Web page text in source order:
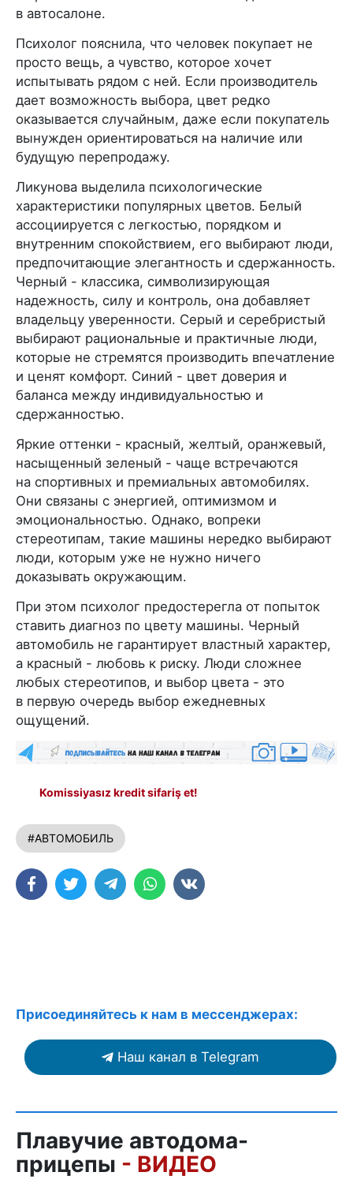
в автосалоне.
Психолог пояснила, что человек покупает не
просто вещь, а чувство, которое хочет
испытывать рядом с ней. Если производитель
дает возможность выбора, цвет редко
оказывается случайным, даже если покупатель
вынужден ориентироваться на наличие или
будущую перепродажу.
Ликунова выделила психологические
характеристики популярных цветов. Белый
ассоциируется с легкостью, порядком и
внутренним спокойствием, его выбирают люди,
предпочитающие элегантность и сдержанность.
Черный - классика, символизирующая
надежность, силу и контроль, она добавляет
владельцу уверенности. Серый и серебристый
выбирают рациональные и практичные люди,
которые не стремятся производить впечатление
и ценят комфорт. Синий - цвет доверия и
баланса между индивидуальностью и
сдержанностью.
Яркие оттенки - красный, желтый, оранжевый,
насыщенный зеленый - чаще встречаются
на спортивных и премиальных автомобилях.
Они связаны с энергией, оптимизмом и
эмоциональностью. Однако, вопреки
стереотипам, такие машины нередко выбирают
люди, которым уже не нужно ничего
доказывать окружающим.
При этом психолог предостерегла от попыток
ставить диагноз по цвету машины. Черный
автомобиль не гарантирует властный характер,
а красный - любовь к риску. Люди сложнее
любых стереотипов, и выбор цвета - это
в первую очередь выбор ежедневных
ощущений.
Komissiyasız kredit sifariş et!
#АВТОМОБИЛЬ
Присоединяйтесь к нам в мессенджерах:
Наш канал в Telegram
Плавучие автодома-
прицепы - ВИДЕО